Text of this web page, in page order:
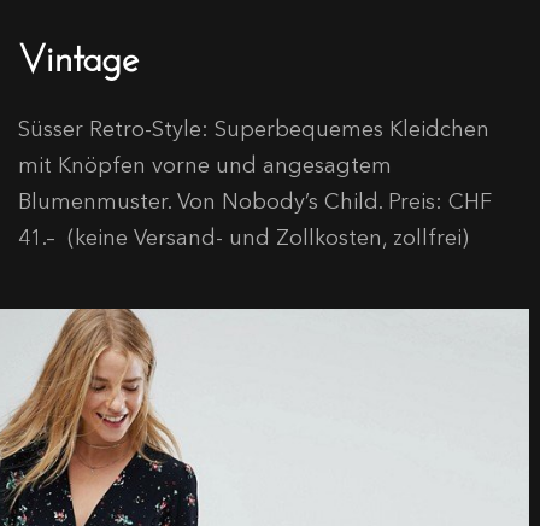
Vintage
Süsser Retro-Style: Superbequemes Kleidchen
mit Knöpfen vorne und angesagtem
Blumenmuster. Von Nobody’s Child. Preis: CHF
41.– (keine Versand- und Zollkosten, zollfrei)